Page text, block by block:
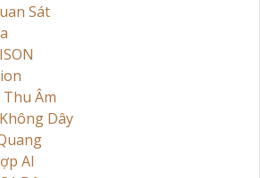
Sát
Thu Âm
Dây
AI